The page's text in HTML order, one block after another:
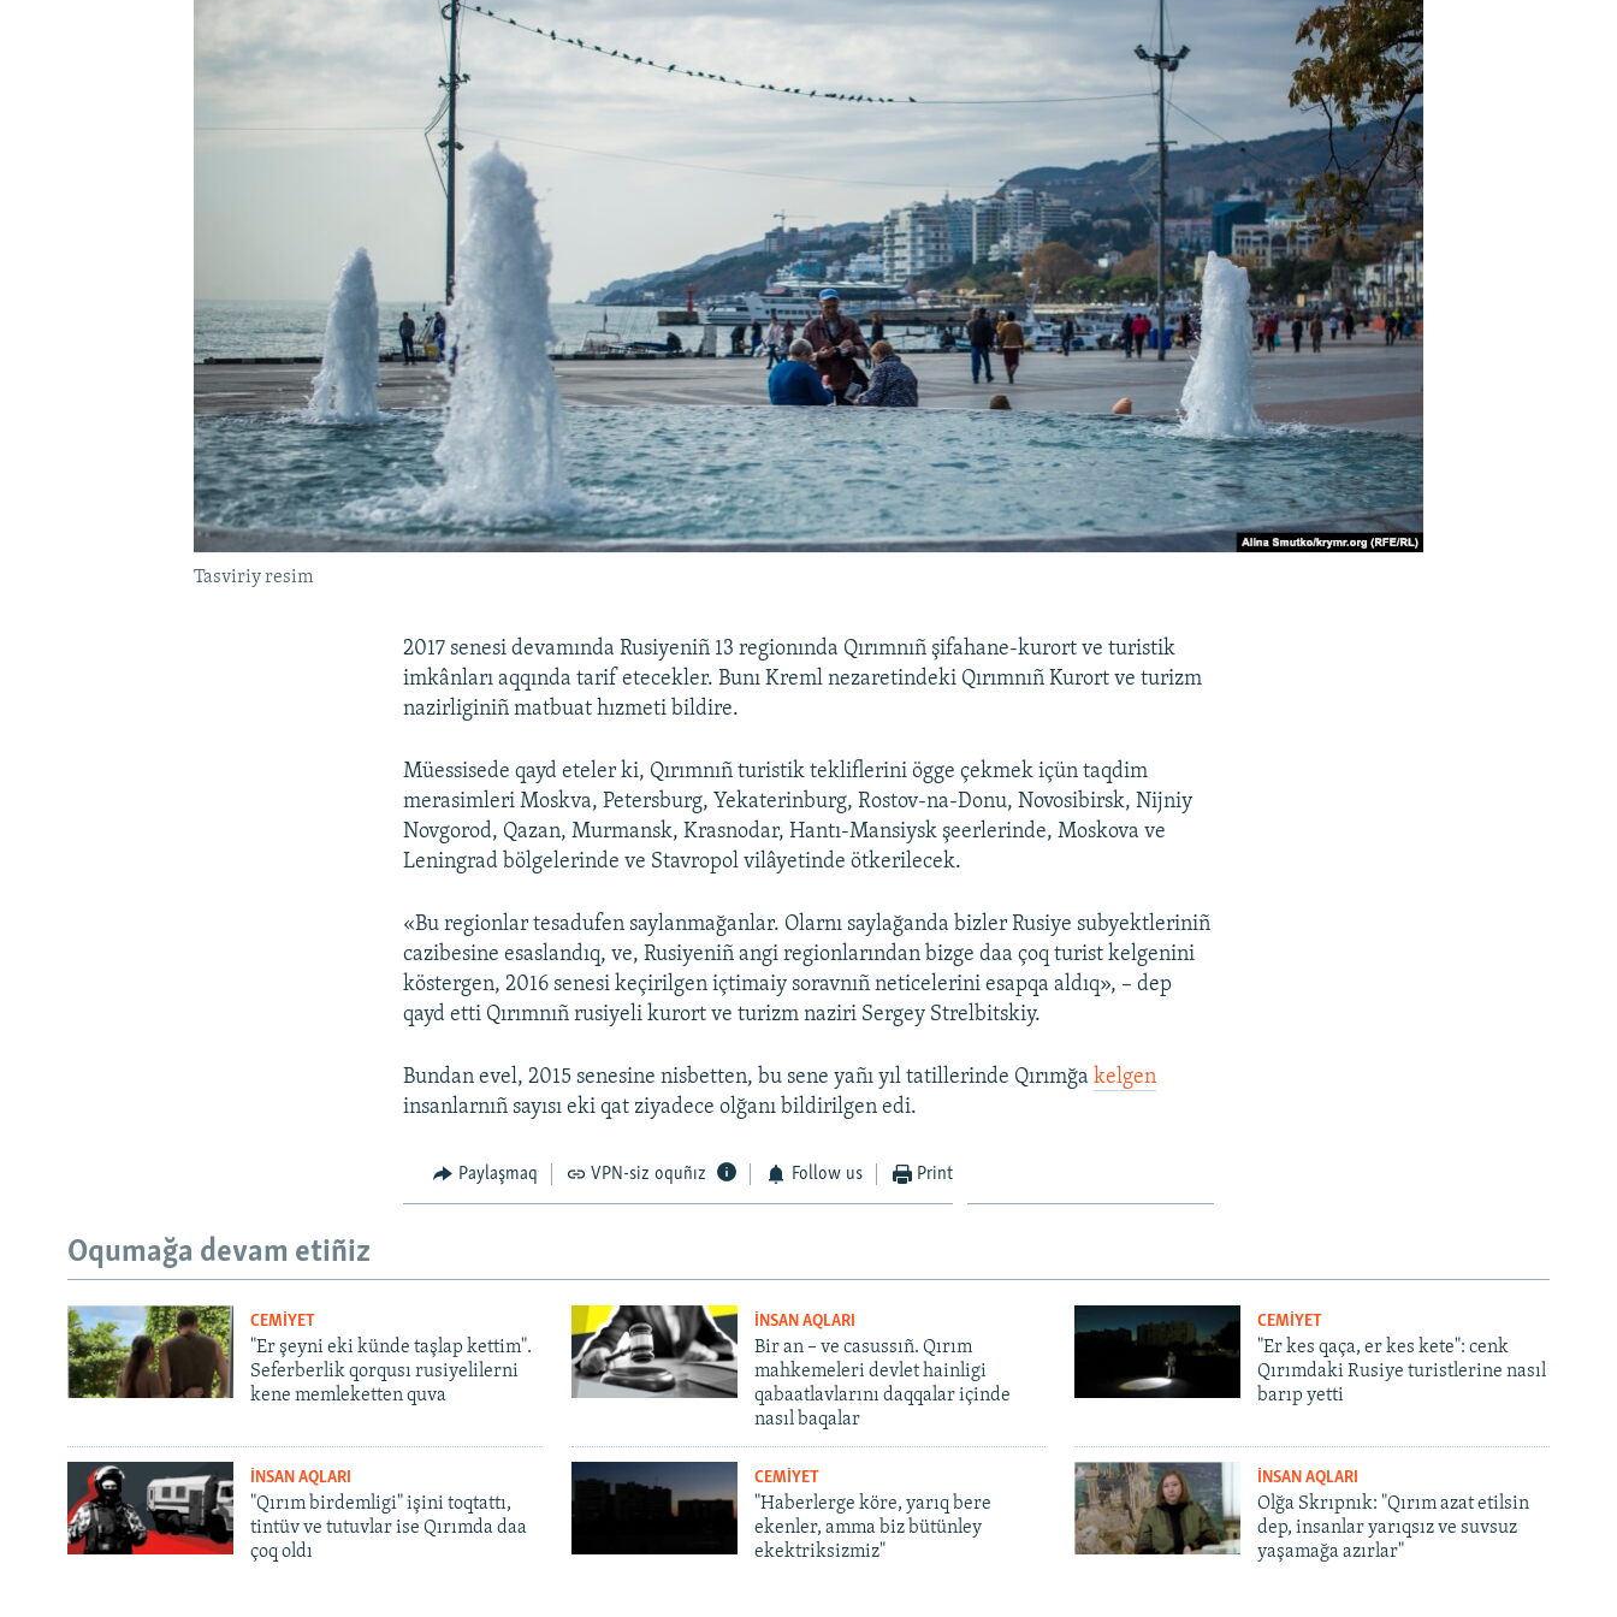
Tasviriy resim
2017 senesi devamında Rusiyeniñ 13 regionında Qırımnıñ şifahane-kurort ve turistik
imkânları aqqında tarif etecekler. Bunı Kreml nezaretindeki Qırımnıñ Kurort ve turizm
nazirliginiñ matbuat hızmeti bildire.
Müessisede qayd eteler ki, Qırımnıñ turistik tekliflerini ögge çekmek içün taqdim
merasimleri Moskva, Petersburg, Yekaterinburg, Rostov-na-Donu, Novosibirsk, Nijniy
Novgorod, Qazan, Murmansk, Krasnodar, Hantı-Mansiysk şeerlerinde, Moskova ve
Leningrad bölgelerinde ve Stavropol vilâyetinde ötkerilecek.
«Bu regionlar tesadufen saylanmağanlar. Olarnı saylağanda bizler Rusiye subyektleriniñ
cazibesine esaslandıq, ve, Rusiyeniñ angi regionlarından bizge daa çoq turist kelgenini
köstergen, 2016 senesi keçirilgen içtimaiy soravnıñ neticelerini esapqa aldıq», – dep
qayd etti Qırımnıñ rusiyeli kurort ve turizm naziri Sergey Strelbitskiy.
Bundan evel, 2015 senesine nisbetten, bu sene yañı yıl tatillerinde Qırımğakelgen
insanlarnıñ sayısı eki qat ziyadece olğanı bildirilgen edi.
Paylaşmaq VPN-siz oquñız Follow us Print
Oqumağa devam etiñiz
CEMİYET
"Er şeyni eki künde taşlap kettim".
Seferberlik qorqusı rusiyelilerni
kene memleketten quva
İNSAN AQLARI
Bir an – ve casussıñ. Qırım
mahkemeleri devlet hainligi
qabaatlavlarını daqqalar içinde
nasıl baqalar
CEMİYET
"Er kes qaça, er kes kete": cenk
Qırımdaki Rusiye turistlerine nasıl
barıp yetti
İNSAN AQLARI
"Qırım birdemligi" işini toqtattı,
tintüv ve tutuvlar ise Qırımda daa
çoq oldı
CEMİYET
"Haberlerge köre, yarıq bere
ekenler, amma biz bütünley
ekektriksizmiz"
İNSAN AQLARI
Olğa Skrıpnık: "Qırım azat etilsin
dep, insanlar yarıqsız ve suvsuz
yaşamağa azırlar"